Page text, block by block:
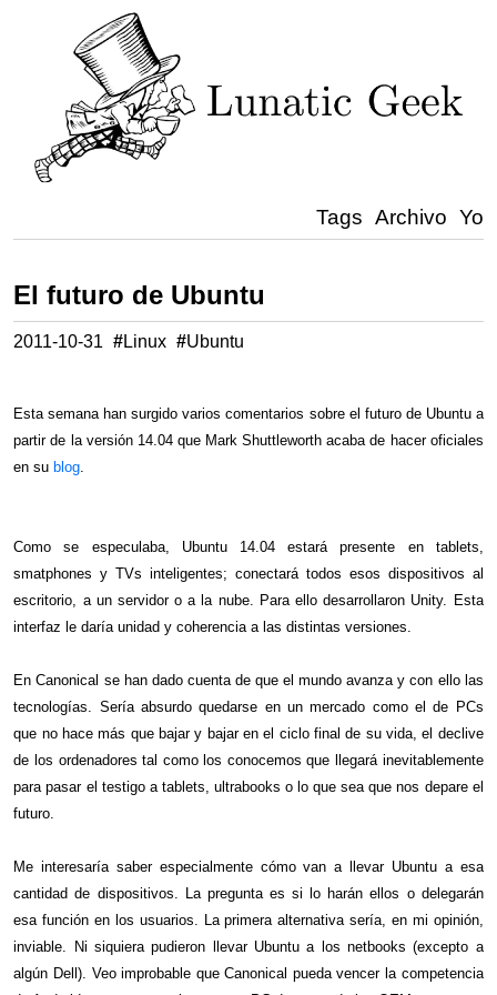
Tags Archivo Yo
El futuro de Ubuntu
2011-10-31 #Linux #Ubuntu
Esta semana han surgido varios comentarios sobre el futuro de Ubuntu a
partir de la versión 14.04 que Mark Shuttleworth acaba de hacer oficiales
en su blog
Como se especulaba, Ubuntu 14.04 estará presente en tablets,
smatphones y TVs inteligentes; conectará todos esos dispositivos al
escritorio, a un servidor o a la nube. Para ello desarrollaron Unity. Esta
interfaz le daría unidad y coherencia a las distintas versiones.
En Canonical se han dado cuenta de que el mundo avanza y con ello las
tecnologías. Sería absurdo quedarse en un mercado como el de PCs
que no hace más que bajar y bajar en el ciclo final de su vida, el declive
de los ordenadores tal como los conocemos que llegará inevitablemente
para pasar el testigo a tablets, ultrabooks o lo que sea que nos depare el
futuro.
Me interesaría saber especialmente cómo van a llevar Ubuntu a esa
cantidad de dispositivos. La pregunta es si lo harán ellos o delegarán
esa función en los usuarios. La primera alternativa sería, en mi opinión,
inviable. Ni siquiera pudieron llevar Ubuntu a los netbooks (excepto a
algún Dell). Veo improbable que Canonical pueda vencer la competencia